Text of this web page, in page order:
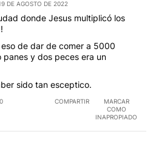
DE AGOSTO DE 2022
donde Jesus multiplicó los
de dar de comer a 5000
panes y dos peces era un
sido tan esceptico.
0 COMPARTIR
MARCAR
COMO
INAPROPIADO